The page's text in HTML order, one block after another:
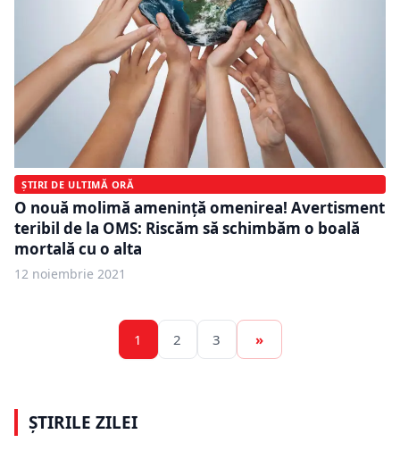
ȘTIRI DE ULTIMĂ ORĂ
O nouă molimă amenință omenirea! Avertisment
teribil de la OMS: Riscăm să schimbăm o boală
mortală cu o alta
12 noiembrie 2021
1 2 3 »
ȘTIRILE ZILEI